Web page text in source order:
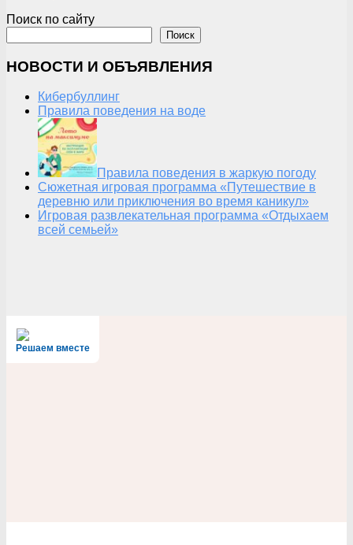
Поиск по сайту
Поиск
НОВОСТИ И ОБЪЯВЛЕНИЯ
Кибербуллинг
Правила поведения на воде
Правила поведения в жаркую погоду
Сюжетная игровая программа «Путешествие в
деревню или приключения во время каникул»
Игровая развлекательная программа «Отдыхаем
всей семьей»
Решаем вместе